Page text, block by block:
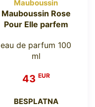
Mauboussin
Mauboussin Rose
Pour Elle parfem
eau de parfum 100
ml
43 EUR
BESPLATNA